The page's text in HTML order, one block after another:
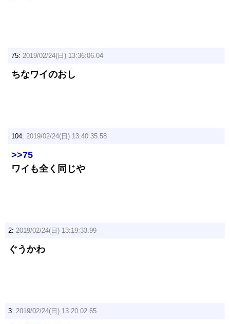
75: 2019/02/24(日) 13:36:06.04
ちなワイのおし
104: 2019/02/24(日) 13:40:35.58
>>75
ワイも全く同じや
2: 2019/02/24(日) 13:19:33.99
ぐうかわ
3: 2019/02/24(日) 13:20:02.65